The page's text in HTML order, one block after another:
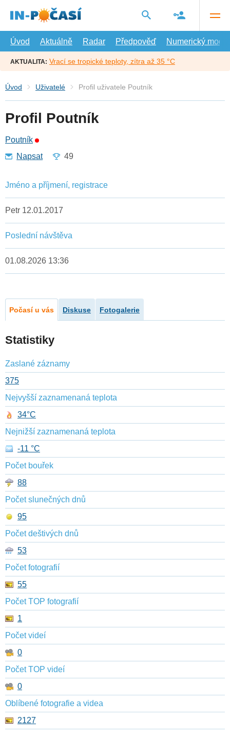
hlavní
Úvod
Aktuálně Radar Předpověď Numerický model
AKTUALITA: Vrací se tropické teploty, zítra až 35 °C
Úvod Uživatelé Profil uživatele Poutník
Profil Poutník
Poutník
Napsat
49
Jméno a příjmení, registrace
Petr 12.01.2017
Poslední návštěva
01.08.2026 13:36
Počasí u vás Diskuse Fotogalerie
Statistiky
Zaslané záznamy
375
Nejvyšší zaznamenaná teplota
34°C
Nejnižší zaznamenaná teplota
-11 °C
Počet bouřek
88
Počet slunečných dnů
95
Počet deštivých dnů
53
Počet fotografií
55
Počet TOP fotografií
1
Počet videí
0
Počet TOP videí
0
Oblíbené fotografie a videa
2127